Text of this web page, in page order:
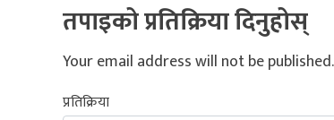
तपाइको प्रतिक्रिया दिनुहोस्
Your email address will not be published.
प्रतिक्रिया